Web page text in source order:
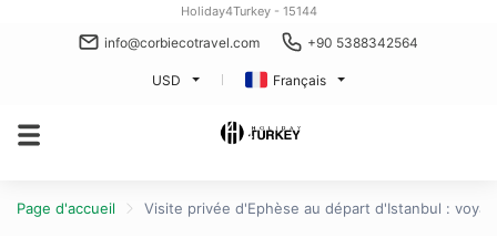
Holiday4Turkey - 15144
info@corbiecotravel.com +90 5388342564
USD Français
Page d'accueil Visite privée d'Ephèse au départ d'Istanbul :